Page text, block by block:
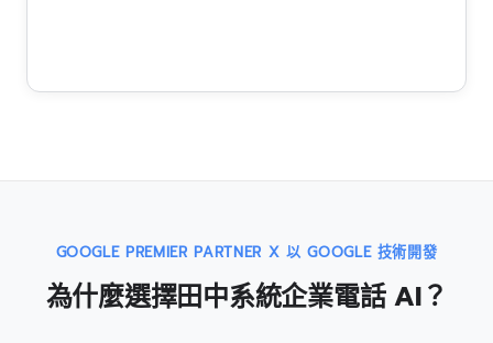
GOOGLE PREMIER PARTNER X 以 GOOGLE 技術開發
為什麼選擇田中系統企業電話 AI？